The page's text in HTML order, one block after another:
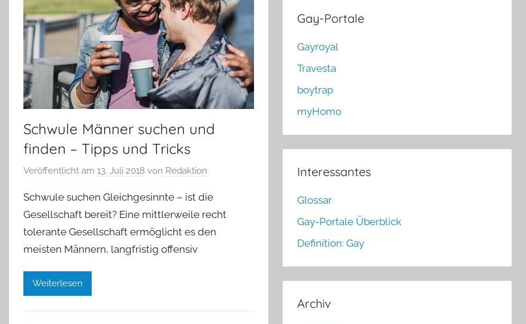
Schwule Männer suchen und
finden – Tipps und Tricks
Veröffentlicht am13. Juli 2018 von Redaktion
Schwule suchen Gleichgesinnte – ist die
Gesellschaft bereit? Eine mittlerweile recht
tolerante Gesellschaft ermöglicht es den
meisten Männern, langfristig offensiv
Weiterlesen
Gay-Portale
Gayroyal
Travesta
boytrap
myHomo
Interessantes
Glossar
Gay-Portale Überblick
Definition: Gay
Archiv